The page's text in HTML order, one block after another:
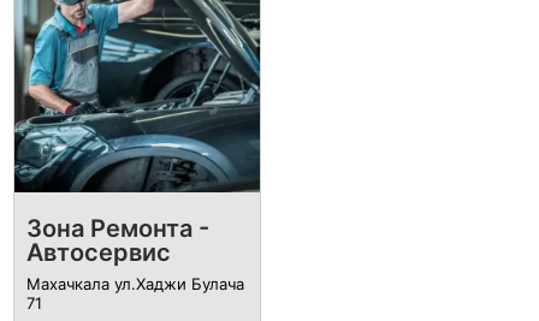
Зона Ремонта -
Автосервис
Махачкала ул.Хаджи Булача
71